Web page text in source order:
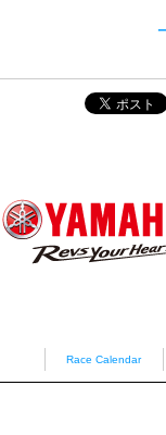
Race Calendar